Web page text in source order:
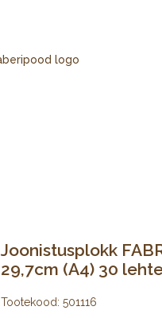
Joonistusplokk
29,7cm (A4) 30
Tootekood: 501116